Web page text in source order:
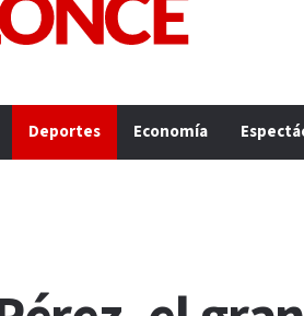
Deportes Economía